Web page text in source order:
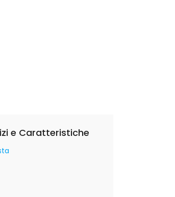
e Caratteristiche